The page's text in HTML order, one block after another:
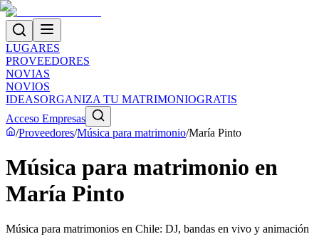
LUGARES
PROVEEDORES
NOVIAS
NOVIOS
IDEASORGANIZA TU MATRIMONIOGRATIS
Acceso Empresas
/Proveedores/Música para matrimonio/María Pinto
Música para matrimonio en
María Pinto
Música para matrimonios en Chile: DJ, bandas en vivo y animación